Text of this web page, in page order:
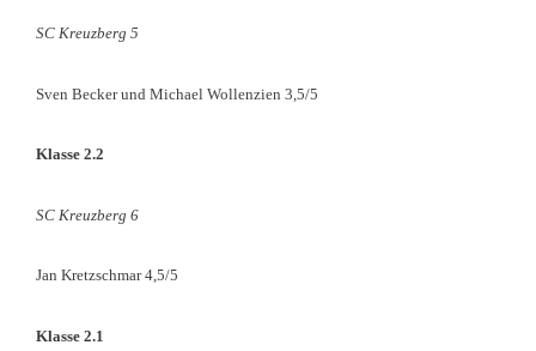
SC Kreuzberg 5
Sven Becker und Michael Wollenzien 3,5/5
Klasse 2.2
SC Kreuzberg 6
Jan Kretzschmar 4,5/5
Klasse 2.1